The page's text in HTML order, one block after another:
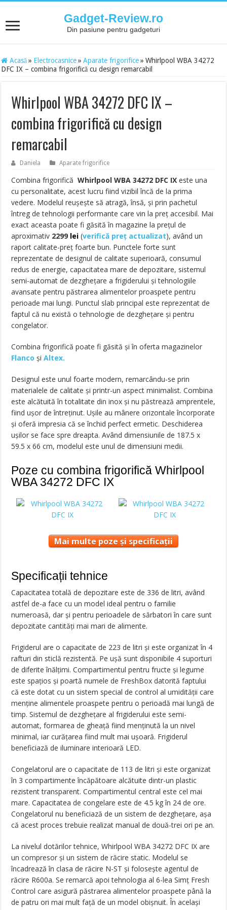
Gadget-Review.ro
Din pasiune pentru gadgeturi
Acasă » Electrocasnice » Aparate frigorifice » Whirlpool WBA 34272
DFC IX – combina frigorifică cu design remarcabil
Whirlpool WBA 34272 DFC IX –
combina frigorifică cu design
remarcabil
Daniela Aparate frigorifice
Combina frigorificăWhirlpool WBA 34272 DFC IX este una
cu personalitate, acest lucru fiind vizibil încă de la prima
vedere. Modelul reușește să atragă, însă, și prin pachetul
întreg de tehnologii performante care vin la preț accesibil. Mai
exact aceasta poate fi găsită în magazine la prețul de
aproximativ 2299 lei (verifică preț actualizat), având un
raport calitate-preț foarte bun. Punctele forte sunt
reprezentate de designul de calitate superioară, consumul
redus de energie, capacitatea mare de depozitare, sistemul
semi-automat de dezghețare a frigiderului și tehnologiile
avansate pentru păstrarea alimentelor proaspete pentru
perioade mai lungi. Punctul slab principal este reprezentat de
faptul că nu există o tehnologie de dezghețare și pentru
congelator.
Combina frigorifică poate fi găsită și în oferta magazinelor
Flanco șiAltex.
Designul este unul foarte modern, remarcându-se prin
materialele de calitate și printr-un aspect minimalist. Combina
este alcătuită în totalitate din inox și nu păstrează amprentele,
fiind ușor de întreținut. Ușile au mânere orizontale încorporate
și oferă impresia că se închid perfect ermetic. Deschiderea
ușilor se face spre dreapta. Având dimensiunile de 187.5 x
59.5 x 66 cm, modelul este unul de dimensiuni medii.
Poze cu combina frigorifică Whirlpool
WBA 34272 DFC IX
Mai multe poze și specificații
Specificații tehnice
Capacitatea totală de depozitare este de 336 de litri, având
astfel de-a face cu un model ideal pentru o familie
numeroasă, dar și pentru perioadele de sărbatori în care sunt
depozitate cantități mai mari de alimente.
Frigiderul are o capacitate de 223 de litri și este organizat în 4
rafturi din sticlă rezistentă. Pe ușă sunt disponibile 4 suporturi
de diferite înălțimi. Compartimentul pentru fructe și legume
este spațios și poartă numele de FreshBox datorită faptului
că este dotat cu un sistem special de control al umidității care
menține alimentele proaspete pentru o perioadă mai lungă de
timp. Sistemul de dezghețare al frigiderului este semi-
automat, formarea de gheață fiind menținută la un nivel
minimal, iar curățarea fiind mult mai ușoară. Frigiderul
beneficiază de iluminare interioară LED.
Congelatorul are o capacitate de 113 de litri și este organizat
în 3 compartimente încăpătoare alcătuite dintr-un plastic
rezistent transparent. Compartimentul central este cel mai
mare. Capacitatea de congelare este de 4.5 kg în 24 de ore.
Congelatorul nu beneficiază de un sistem de dezghețare, așa
că acest proces trebuie realizat manual de două-trei ori pe an.
La nivelul dotărilor tehnice, Whirlpool WBA 34272 DFC IX are
un compresor și un sistem de răcire static. Modelul se
încadrează în clasa de răcire N-ST și folosește agentul de
răcire R600a. Se remarcă apoi tehnologia al 6-lea Simț Fresh
Control care asigură păstrarea alimentelor proaspete până la
de patru ori mai mult față de un model obișnuit. În același